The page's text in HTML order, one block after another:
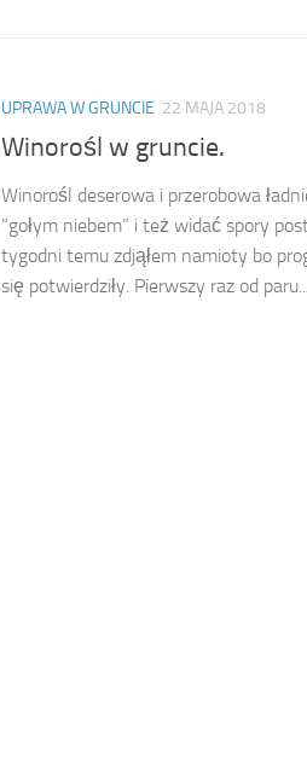
UPRAWA W GRUNCIE 22 MAJA 2018
Winorośl w gruncie.
Winorośl deserowa i przerobowa
“gołym niebem” i też widać spory
tygodni temu zdjąłem namioty bo
się potwierdziły. Pierwszy raz od